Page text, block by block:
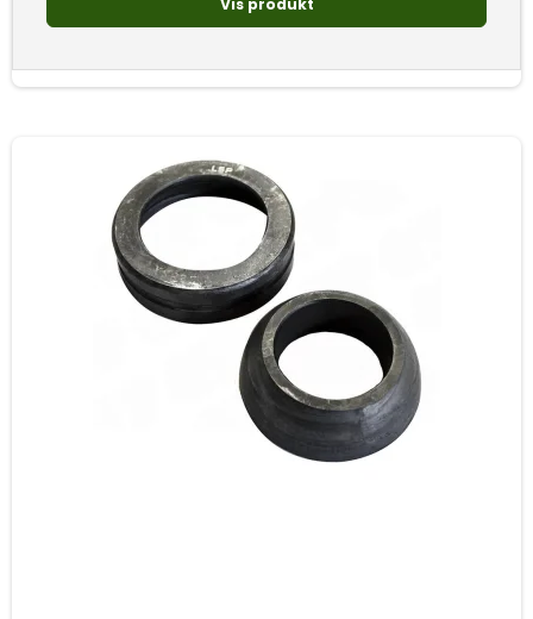
Vis produkt